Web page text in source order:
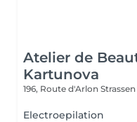
Atelier de
Kartunova
196, Route d'Arlon
Electroepilation